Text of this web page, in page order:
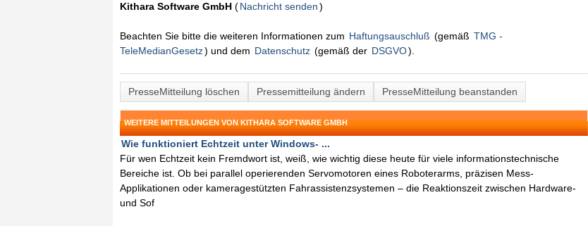
Kithara Software GmbH (Nachricht senden)
Beachten Sie bitte die weiteren Informationen zum Haftungsauschluß (gemäß TMG -
TeleMedianGesetz) und dem Datenschutz (gemäß der DSGVO).
PresseMitteilung löschen Pressemitteilung ändern PresseMitteilung beanstanden
WEITERE MITTEILUNGEN VON KITHARA SOFTWARE GMBH
Wie funktioniert Echtzeit unter Windows- ...
Für wen Echtzeit kein Fremdwort ist, weiß, wie wichtig diese heute für viele informationstechnische
Bereiche ist. Ob bei parallel operierenden Servomotoren eines Roboterarms, präzisen Mess-
Applikationen oder kameragestützten Fahrassistenzsystemen – die Reaktionszeit zwischen Hardware-
und Sof